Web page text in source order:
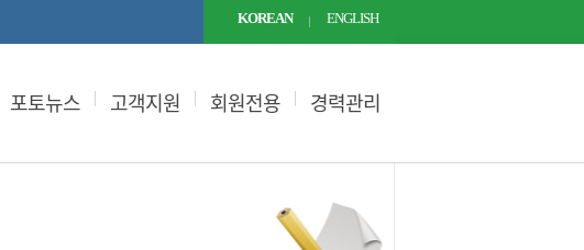
KOREAN ENGLISH
포토뉴스 고객지원 회원전용 경력관리